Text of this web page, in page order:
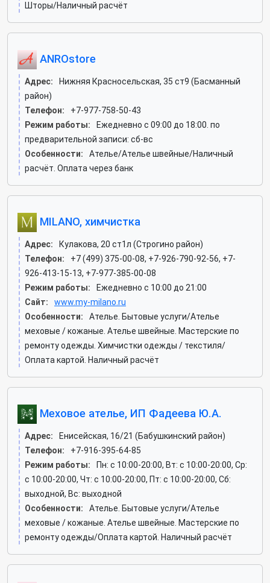
Шторы/Наличный расчёт
ANROstore
Адрес:
Нижняя Красносельская, 35 ст9 (Басманный
район)
Телефон:
+7-977-758-50-43
Режим работы:
Ежедневно с 09:00 до 18:00. по
предварительной записи: сб-вс
Особенности:
Ателье/Ателье швейные/Наличный
расчёт. Оплата через банк
MILANO, химчистка
Адрес:
Кулакова, 20 ст1л (Строгино район)
Телефон:
+7 (499) 375-00-08, +7-926-790-92-56, +7-
926-413-15-13, +7-977-385-00-08
Режим работы:
Ежедневно с 10:00 до 21:00
Сайт:
www.my-milano.ru
Особенности:
Ателье. Бытовые услуги/Ателье
меховые / кожаные. Ателье швейные. Мастерские по
ремонту одежды. Химчистки одежды / текстиля/
Оплата картой. Наличный расчёт
Меховое ателье, ИП Фадеева Ю.А.
Адрес:
Енисейская, 16/21 (Бабушкинский район)
Телефон:
+7-916-395-64-85
Режим работы:
Пн: c 10:00-20:00, Вт: c 10:00-20:00, Ср:
c 10:00-20:00, Чт: c 10:00-20:00, Пт: c 10:00-20:00, Сб:
выходной, Вс: выходной
Особенности:
Ателье. Бытовые услуги/Ателье
меховые / кожаные. Ателье швейные. Мастерские по
ремонту одежды/Оплата картой. Наличный расчёт